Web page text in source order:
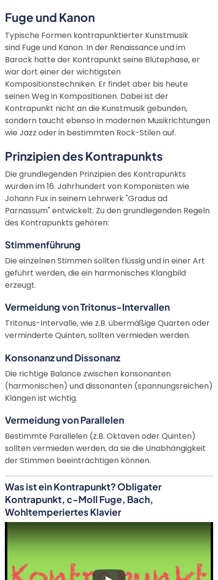
Fuge und Kanon
Typische Formen kontrapunktierter Kunstmusik
sind Fuge und Kanon. In der Renaissance und im
Barock hatte der Kontrapunkt seine Blütephase, er
war dort einer der wichtigsten
Kompositionstechniken. Er findet aber bis heute
seinen Weg in Kompositionen. Dabei ist der
Kontrapunkt nicht an die Kunstmusik gebunden,
sondern taucht ebenso in modernen Musikrichtungen
wie Jazz oder in bestimmten Rock-Stilen auf.
Prinzipien des Kontrapunkts
Die grundlegenden Prinzipien des Kontrapunkts
wurden im 16. Jahrhundert von Komponisten wie
Johann Fux in seinem Lehrwerk "Gradus ad
Parnassum" entwickelt. Zu den grundlegenden Regeln
des Kontrapunkts gehören:
Stimmenführung
Die einzelnen Stimmen sollten flüssig und in einer Art
geführt werden, die ein harmonisches Klangbild
erzeugt.
Vermeidung von Tritonus-Intervallen
Tritonus-Intervalle, wie z.B. übermäßige Quarten oder
verminderte Quinten, sollten vermieden werden.
Konsonanz und Dissonanz
Die richtige Balance zwischen konsonanten
(harmonischen) und dissonanten (spannungsreichen)
Klängen ist wichtig.
Vermeidung von Parallelen
Bestimmte Parallelen (z.B. Oktaven oder Quinten)
sollten vermieden werden, da sie die Unabhängigkeit
der Stimmen beeinträchtigen können.
Was ist ein Kontrapunkt? Obligater
Kontrapunkt, c-Moll Fuge, Bach,
Wohltemperiertes Klavier